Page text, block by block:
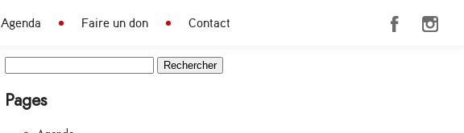
Agenda Faire un don Contact
Pages